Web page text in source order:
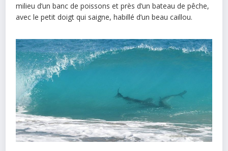
milieu d’un banc de poissons et près d’un bateau de pêche,
avec le petit doigt qui saigne, habillé d’un beau caillou.